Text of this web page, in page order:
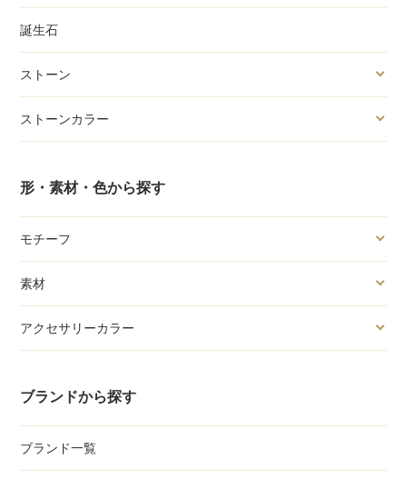
誕生石
ストーン
ストーンカラー
形・素材・色から探す
モチーフ
素材
アクセサリーカラー
ブランドから探す
ブランド一覧